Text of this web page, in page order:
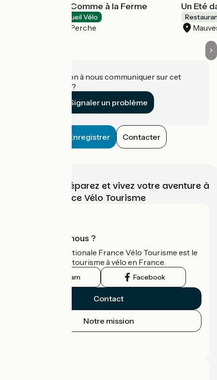
Resto Perche - Comme à la Ferme
Accueil Vélo
Mortagne-au-Perche
Un Eté
Une information à nous communiquer sur cet
établissement ?
Signaler un problème
Enregistrer Contacter
Choisissez, préparez et vivez votre aventure à
vélo avec France Vélo Tourisme
Qui sommes-nous ?
L'association nationale France Vélo Tourisme est le
guide officiel du tourisme à vélo en France.
Instagram Facebook
Contact
Notre mission